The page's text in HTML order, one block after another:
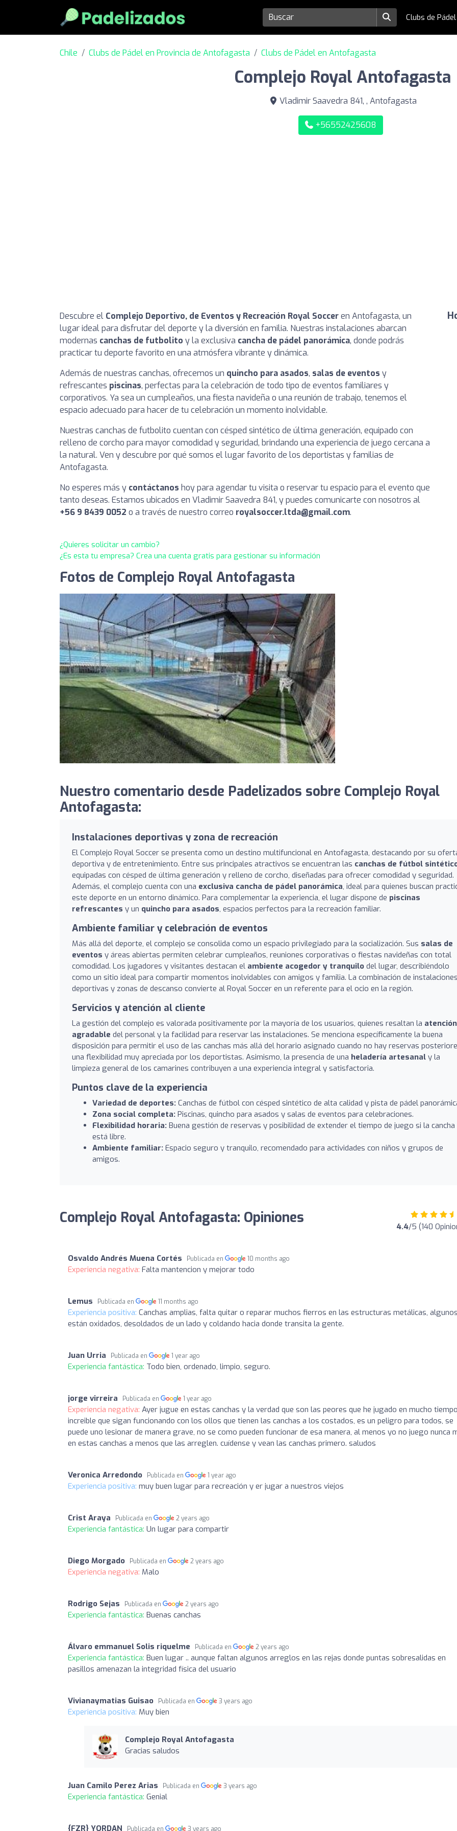
Clubs de Pádel
Chile Clubs de Pádel en Provincia de Antofagasta Clubs de Pádel en Antofagasta
Complejo Royal Antofagasta
Vladimir Saavedra 841, , Antofagasta
+56552425608
Descubre el Complejo Deportivo, de Eventos y Recreación Royal Socceren Antofagasta, un
lugar ideal para disfrutar del deporte y la diversión en familia. Nuestras instalaciones abarcan
modernas canchas de futbolito y la exclusiva cancha de pádel panorámica, donde podrás
practicar tu deporte favorito en una atmósfera vibrante y dinámica.
Además de nuestras canchas, ofrecemos un quincho para asados, salas de eventos y
refrescantes piscinas, perfectas para la celebración de todo tipo de eventos familiares y
corporativos. Ya sea un cumpleaños, una fiesta navideña o una reunión de trabajo, tenemos el
espacio adecuado para hacer de tu celebración un momento inolvidable.
Nuestras canchas de futbolito cuentan con césped sintético de última generación, equipado con
relleno de corcho para mayor comodidad y seguridad, brindando una experiencia de juego cercana a
la natural. Ven y descubre por qué somos el lugar favorito de los deportistas y familias de
Antofagasta.
No esperes más y contáctanos hoy para agendar tu visita o reservar tu espacio para el evento que
tanto deseas. Estamos ubicados en Vladimir Saavedra 841, y puedes comunicarte con nosotros al
+56 9 8439 0052 o a través de nuestro correo royalsoccer.ltda@gmail.com.
¿Quieres solicitar un cambio?
¿Es esta tu empresa? Crea una cuenta gratis para gestionar su información
Fotos de Complejo Royal Antofagasta
Nuestro comentario desde Padelizados sobre Complejo Royal
Antofagasta:
Instalaciones deportivas y zona de recreación
El Complejo Royal Soccer se presenta como un destino multifuncional en Antofagasta, destacando por su
deportiva y de entretenimiento. Entre sus principales atractivos se encuentran las canchas de fútbol
equipadas con césped de última generación y relleno de corcho, diseñadas para ofrecer comodidad y seguridad.
Además, el complejo cuenta con una exclusiva cancha de pádel panorámica, ideal para quienes buscan
este deporte en un entorno dinámico. Para complementar la experiencia, el lugar dispone de piscinas
refrescantes y un quincho para asados, espacios perfectos para la recreación familiar.
Ambiente familiar y celebración de eventos
Más allá del deporte, el complejo se consolida como un espacio privilegiado para la socialización. Sus salas de
eventos y áreas abiertas permiten celebrar cumpleaños, reuniones corporativas o fiestas navideñas con total
comodidad. Los jugadores y visitantes destacan el ambiente acogedor y tranquilo del lugar, describiéndolo
como un sitio ideal para compartir momentos inolvidables con amigos y familia. La combinación de instalaciones
deportivas y zonas de descanso convierte al Royal Soccer en un referente para el ocio en la región.
Servicios y atención al cliente
La gestión del complejo es valorada positivamente por la mayoría de los usuarios, quienes resaltan la atención
agradable del personal y la facilidad para reservar las instalaciones. Se menciona específicamente la buena
disposición para permitir el uso de las canchas más allá del horario asignado cuando no hay reservas
una flexibilidad muy apreciada por los deportistas. Asimismo, la presencia de una heladería artesanal y la
limpieza general de los camarines contribuyen a una experiencia integral y satisfactoria.
Puntos clave de la experiencia
Variedad de deportes: Canchas de fútbol con césped sintético de alta calidad y pista de pádel
Zona social completa: Piscinas, quincho para asados y salas de eventos para celebraciones.
Flexibilidad horaria: Buena gestión de reservas y posibilidad de extender el tiempo de juego si la cancha
está libre.
Ambiente familiar: Espacio seguro y tranquilo, recomendado para actividades con niños y grupos de
amigos.
Complejo Royal Antofagasta: Opiniones 4.4/5 (140
Osvaldo Andrés Muena Cortés Publicada en 10 months ago
Experiencia negativa: Falta mantencion y mejorar todo
Lemus Publicada en 11 months ago
Experiencia positiva: Canchas amplias, falta quitar o reparar muchos fierros en las estructuras metálicas, algunos
están oxidados, desoldados de un lado y coldando hacia donde transita la gente.
Juan Urria Publicada en 1 year ago
Experiencia fantástica: Todo bien, ordenado, limpio, seguro.
jorge virreira Publicada en 1 year ago
Experiencia negativa: Ayer jugue en estas canchas y la verdad que son las peores que he jugado en mucho
increible que sigan funcionando con los ollos que tienen las canchas a los costados, es un peligro para todos, se
puede uno lesionar de manera grave, no se como pueden funcionar de esa manera, al menos yo no juego nunca
en estas canchas a menos que las arreglen. cuídense y vean las canchas primero. saludos
Veronica Arredondo Publicada en 1 year ago
Experiencia positiva: muy buen lugar para recreación y er jugar a nuestros viejos
Crist Araya Publicada en 2 years ago
Experiencia fantástica: Un lugar para compartir
Diego Morgado Publicada en 2 years ago
Experiencia negativa: Malo
Rodrigo Sejas Publicada en 2 years ago
Experiencia fantástica: Buenas canchas
Álvaro emmanuel Solis riquelme Publicada en 2 years ago
Experiencia fantástica: Buen lugar .. aunque faltan algunos arreglos en las rejas donde puntas sobresalidas en
pasillos amenazan la integridad física del usuario
Vivianaymatias Guisao Publicada en 3 years ago
Experiencia positiva: Muy bien
Complejo Royal Antofagasta
Gracias saludos
Juan Camilo Perez Arias Publicada en 3 years ago
Experiencia fantástica: Genial
{FZR} YORDAN Publicada en 3 years ago